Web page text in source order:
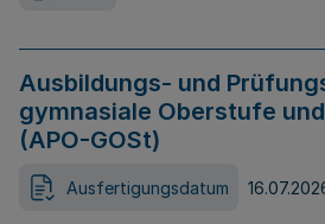
Ausbildungs- und
gymnasiale Oberstufe
(APO-GOSt)
Ausfertigungsdatum